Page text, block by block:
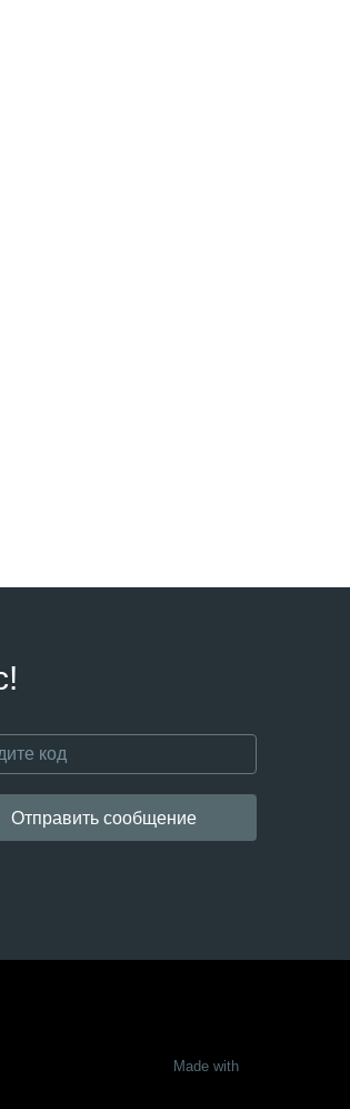
Отправить сообщение
Made with